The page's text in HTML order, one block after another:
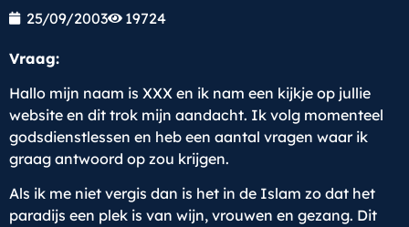
25/09/2003 19724
Vraag:
Hallo mijn naam is XXX en ik nam een kijkje op jullie
website en dit trok mijn aandacht. Ik volg momenteel
godsdienstlessen en heb een aantal vragen waar ik
graag antwoord op zou krijgen.
Als ik me niet vergis dan is het in de Islam zo dat het
paradijs een plek is van wijn, vrouwen en gezang. Dit